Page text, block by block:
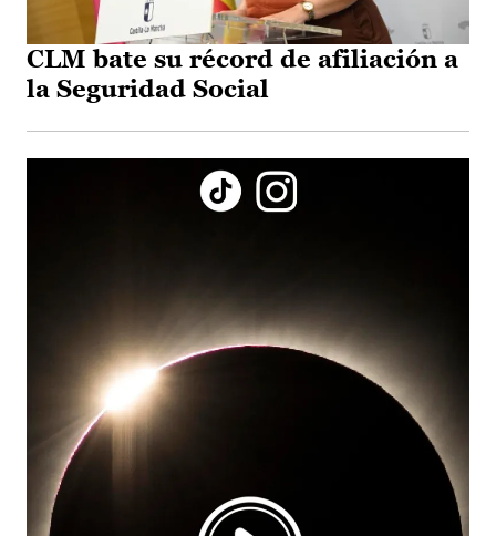
CLM bate su récord de afiliación a
la Seguridad Social